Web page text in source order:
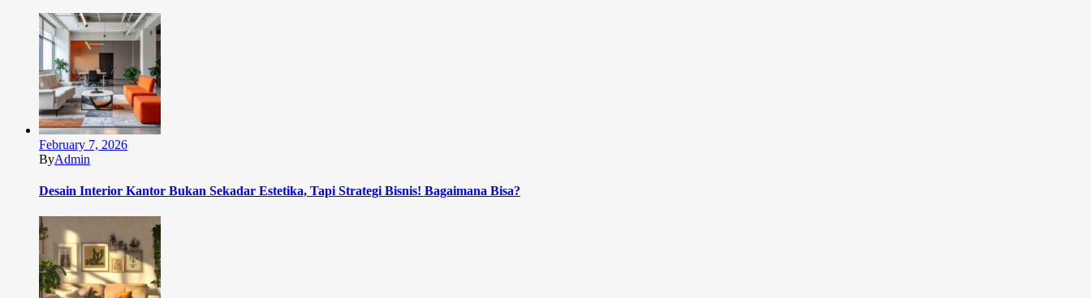
February 7, 2026
ByAdmin
Desain Interior Kantor Bukan Sekadar Estetika, Tapi Strategi Bisnis! Bagaimana Bisa?